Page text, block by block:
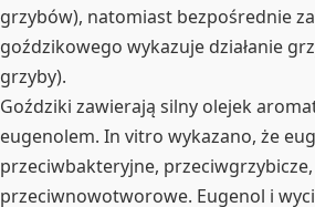
grzybów), natomiast bezpośrednie
goździkowego wykazuje działanie
grzyby).
Goździki zawierają silny olejek
eugenolem. In vitro wykazano, że
przeciwbakteryjne,
przeciwnowotworowe. Eugenol i